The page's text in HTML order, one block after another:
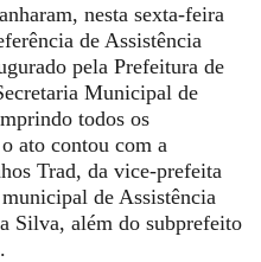
nesta sexta-feira
de Assistência
pela Prefeitura de
Municipal de
todos os
ato contou com a
Trad, da vice-prefeita
de Assistência
Silva, além do subprefeito